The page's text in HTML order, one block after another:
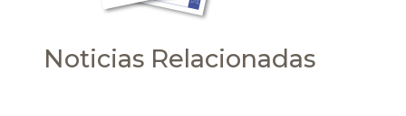
Noticias Relacionadas